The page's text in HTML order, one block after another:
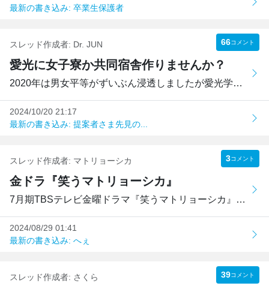
最新の書き込み: 卒業生保護者
スレッド作成者: Dr. JUN 66コメント
愛光に女子寮か共同宿舎作りませんか？
2020年は男女平等がずいぶん浸透しましたが愛光学園に女子寮...
2024/10/20 21:17
最新の書き込み: 提案者さま先見の...
スレッド作成者: マトリョーシカ 3コメント
金ドラ『笑うマトリョーシカ』
7月期TBSテレビ金曜ドラマ『笑うマトリョーシカ』松山市内で...
2024/08/29 01:41
最新の書き込み: へぇ
スレッド作成者: さくら 39コメント